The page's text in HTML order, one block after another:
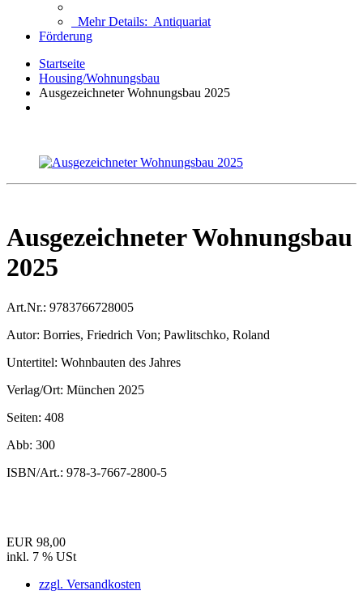
Mehr Details: Antiquariat
Förderung
Startseite
Housing/Wohnungsbau
Ausgezeichneter Wohnungsbau 2025
Ausgezeichneter Wohnungsbau
2025
Art.Nr.: 9783766728005
Autor: Borries, Friedrich Von; Pawlitschko, Roland
Untertitel: Wohnbauten des Jahres
Verlag/Ort: München 2025
Seiten: 408
Abb: 300
ISBN/Art.: 978-3-7667-2800-5
EUR 98,00
inkl. 7 % USt
zzgl. Versandkosten